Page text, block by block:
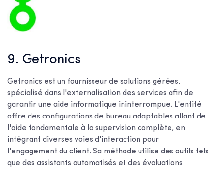
9. Getronics
Getronics est un fournisseur de solutions gérées,
spécialisé dans l'externalisation des services afin de
garantir une aide informatique ininterrompue. L'entité
offre des configurations de bureau adaptables allant de
l'aide fondamentale à la supervision complète, en
intégrant diverses voies d'interaction pour
l'engagement du client. Sa méthode utilise des outils tels
que des assistants automatisés et des évaluations